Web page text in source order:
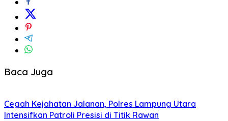
Baca Juga
Cegah Kejahatan Jalanan, Polres Lampung Utara
Intensifkan Patroli Presisi di Titik Rawan